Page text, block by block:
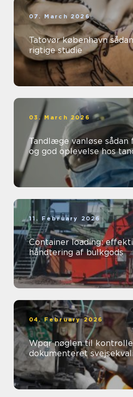
07. March 2026
Tatovør københavn sådan vælger du det
rigtige studie
03. March 2026
Tandlæge vanløse sådan får du en tryg
og god oplevelse hos
11. February 2026
Container loading:
håndtering af bulkgods
04. February 2026
Wpqr nøglen til kontrolleret og
dokumenteret